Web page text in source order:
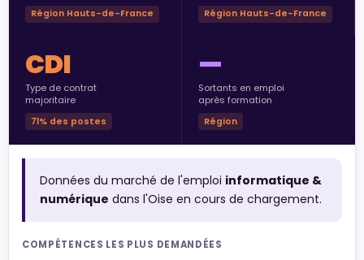
Région Hauts-de-France Région Hauts-de-France
CDI
Type de contrat
majoritaire
71% des postes
—
Sortants en emploi
après formation
Région
Données du marché de l'emploi informatique &
numérique dans l'Oise en cours de chargement.
COMPÉTENCES LES PLUS DEMANDÉES